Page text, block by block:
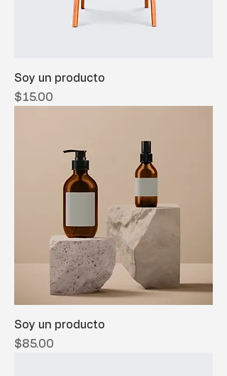
Soy un producto
Precio
$15.00
Soy un producto
Precio
$85.00